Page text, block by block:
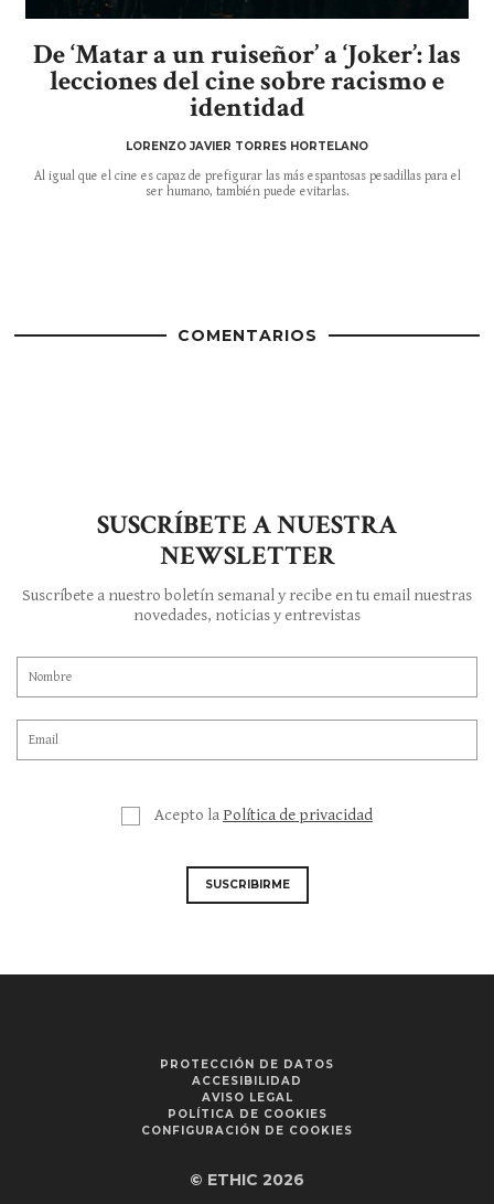
De ‘Matar a un ruiseñor’ a ‘Joker’: las
lecciones del cine sobre racismo e
identidad
LORENZO JAVIER TORRES HORTELANO
Al igual que el cine es capaz de prefigurar las más espantosas pesadillas para el
ser humano, también puede evitarlas.
COMENTARIOS
SUSCRÍBETE A NUESTRA
NEWSLETTER
Suscríbete a nuestro boletín semanal y recibe en tu email nuestras
novedades, noticias y entrevistas
Acepto la Política de privacidad
SUSCRIBIRME
PROTECCIÓN DE DATOS
ACCESIBILIDAD
AVISO LEGAL
POLÍTICA DE COOKIES
CONFIGURACIÓN DE COOKIES
© ETHIC 2026